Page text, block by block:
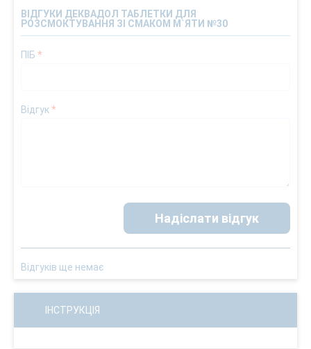
ВІДГУКИ ДЕКВАДОЛ ТАБЛЕТКИ ДЛЯ
РОЗСМОКТУВАННЯ ЗІ СМАКОМ М`ЯТИ №30
ПІБ *
Відгук*
Надіслати відгук
Відгуків ще немає
ІНСТРУКЦІЯ